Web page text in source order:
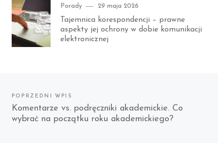
Category
Porady
Posted
on
29 maja 2026
Tajemnica korespondencji – prawne
aspekty jej ochrony w dobie komunikacji
elektronicznej
Nawigacja
wpisu
POPRZEDNI WPIS
Previous
post:
Komentarze vs. podręczniki akademickie. Co
wybrać na początku roku akademickiego?